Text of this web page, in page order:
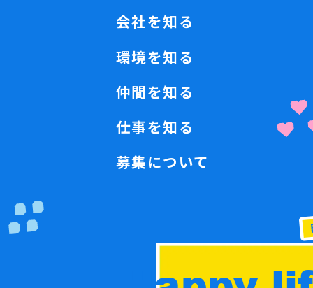
会社を知る
環境を知る
仲間を知る
仕事を知る
募集について